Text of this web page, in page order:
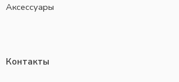
Аксессуары
Контакты